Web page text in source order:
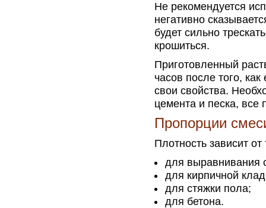
Не рекомендуется
негативно
будет сильно
крошиться.
Приготовленный
часов после того,
свои свойства.
цемента и песка, все
Пропорции
Плотность зависит
для выравнивания
для кирпичной
для стяжки пола;
для бетона.